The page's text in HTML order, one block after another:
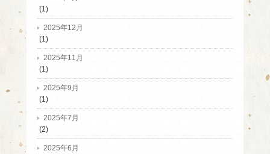
(1)
2025年12月
(1)
2025年11月
(1)
2025年9月
(1)
2025年7月
(2)
2025年6月